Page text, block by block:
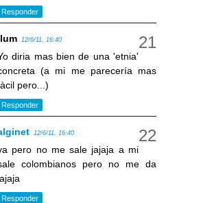
Responder
12/6/11, 16:40
diria mas bien de una 'etnia'
(a mi me parecería mas
pero...)
Responder
12/6/11, 16:40
pero no me sale jajaja a mi
colombianos pero no me da
Responder